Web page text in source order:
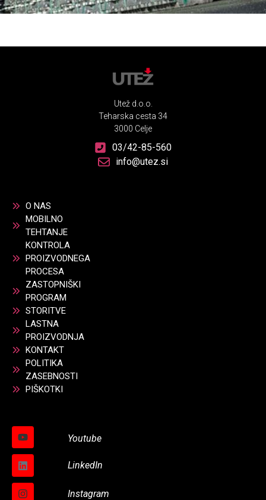
Utež d.o.o.
Teharska cesta 34
3000 Celje
03/42-85-560
info@utez.si
O NAS
MOBILNO
TEHTANJE
KONTROLA
PROIZVODNEGA
PROCESA
ZASTOPNIŠKI
PROGRAM
STORITVE
LASTNA
PROIZVODNJA
KONTAKT
POLITIKA
ZASEBNOSTI
PIŠKOTKI
Youtube
LinkedIn
Instagram